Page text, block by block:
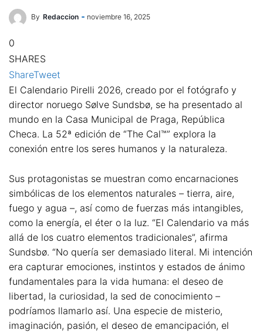
By Redaccion noviembre 16, 2025
0
SHARES
ShareTweet
El Calendario Pirelli 2026, creado por el fotógrafo y
director noruego Sølve Sundsbø, se ha presentado al
mundo en la Casa Municipal de Praga, República
Checa. La 52ª edición de “The Cal™” explora la
conexión entre los seres humanos y la naturaleza.
Sus protagonistas se muestran como encarnaciones
simbólicas de los elementos naturales – tierra, aire,
fuego y agua –, así como de fuerzas más intangibles,
como la energía, el éter o la luz. “El Calendario va más
allá de los cuatro elementos tradicionales”, afirma
Sundsbø. “No quería ser demasiado literal. Mi intención
era capturar emociones, instintos y estados de ánimo
fundamentales para la vida humana: el deseo de
libertad, la curiosidad, la sed de conocimiento –
podríamos llamarlo así. Una especie de misterio,
imaginación, pasión, el deseo de emancipación, el